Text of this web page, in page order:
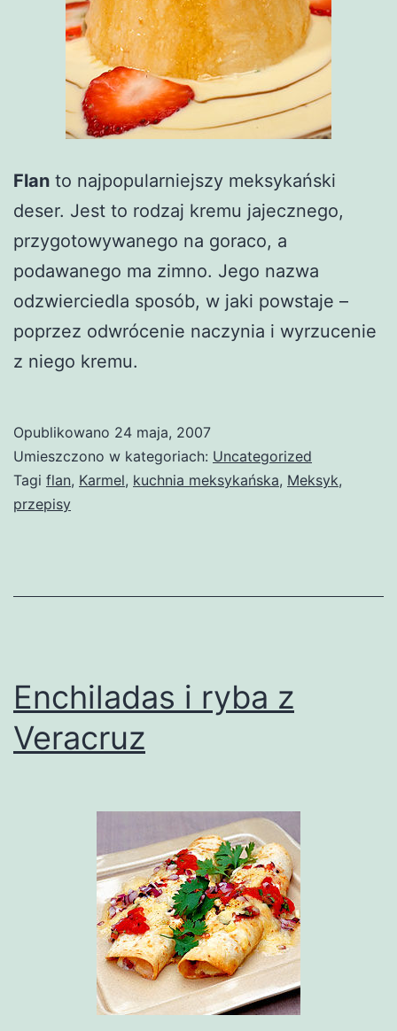
Flan to najpopularniejszy meksykański
deser. Jest to rodzaj kremu jajecznego,
przygotowywanego na goraco, a
podawanego ma zimno. Jego nazwa
odzwierciedla sposób, w jaki powstaje –
poprzez odwrócenie naczynia i wyrzucenie
z niego kremu.
Opublikowano 24 maja, 2007
Umieszczono w kategoriach: Uncategorized
Tagi flan, Karmel, kuchnia meksykańska, Meksyk,
przepisy
Enchiladas i ryba z
Veracruz